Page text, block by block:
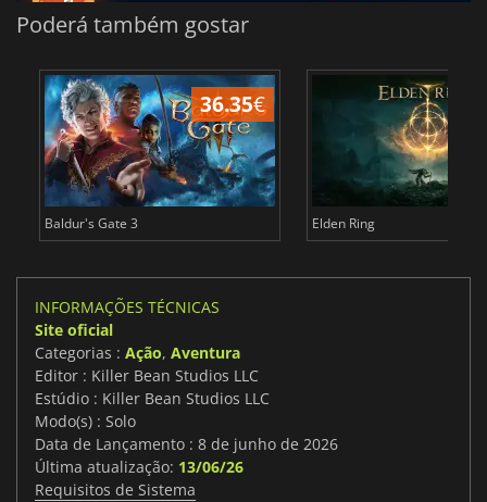
Poderá também gostar
36.35€
Baldur's Gate 3 Elden Ring
INFORMAÇÕES TÉCNICAS
Site oficial
Categorias : Ação, Aventura
Editor : Killer Bean Studios LLC
Estúdio : Killer Bean Studios LLC
Modo(s) : Solo
Data de Lançamento : 8 de junho de 2026
Última atualização: 13/06/26
Requisitos de Sistema